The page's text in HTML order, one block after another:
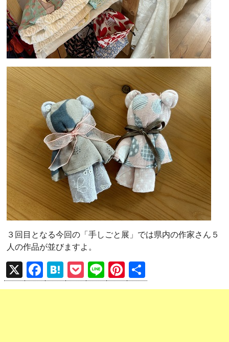
３回目となる今回の「手しごと展」では県内の作家さん５
人の作品が並びますよ。
X
F
a
H
at
P
o
Li
n
Pi
nt 有